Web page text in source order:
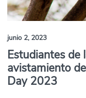
junio 2, 2023
Estudiantes de
avistamiento
Day 2023